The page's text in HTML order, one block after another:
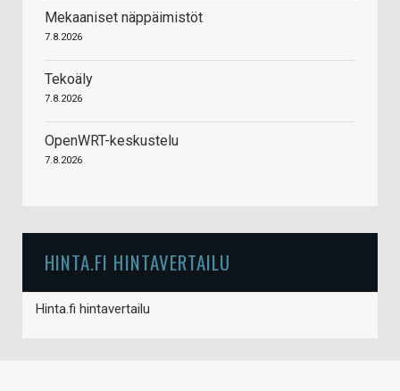
Mekaaniset näppäimistöt
7.8.2026
Tekoäly
7.8.2026
OpenWRT-keskustelu
7.8.2026
HINTA.FI HINTAVERTAILU
Hinta.fi hintavertailu